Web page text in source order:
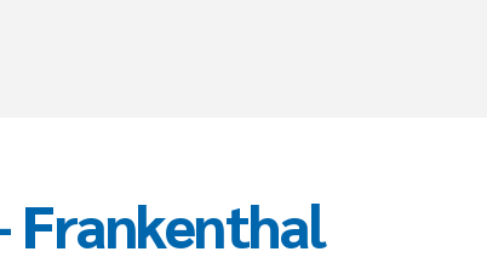
Frankenthal